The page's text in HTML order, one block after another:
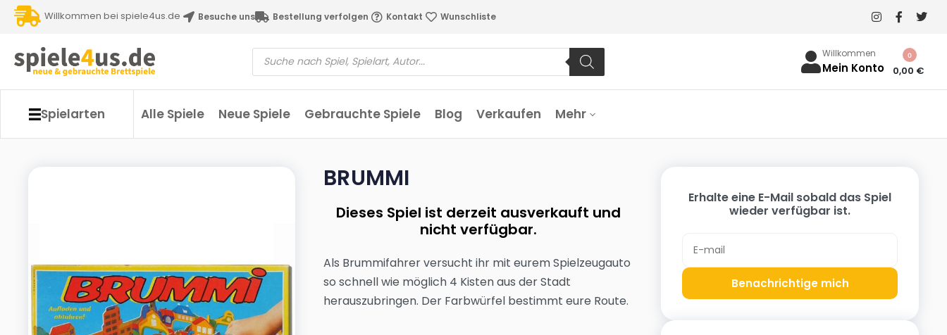
Willkommen bei spiele4us.de Besuche uns Bestellung verfolgen Kontakt Wunschliste
Willkommen
Mein Konto 0,00 €
0
Spielarten Alle Spiele Neue Spiele Gebrauchte Spiele Blog Verkaufen Mehr
BRUMMI
Dieses Spiel ist derzeit ausverkauft und
nicht verfügbar.
Als Brummifahrer versucht ihr mit eurem Spielzeugauto
so schnell wie möglich 4 Kisten aus der Stadt
herauszubringen. Der Farbwürfel bestimmt eure Route.
Erhalte eine E-Mail sobald das Spiel
wieder verfügbar ist.
Benachrichtige mich